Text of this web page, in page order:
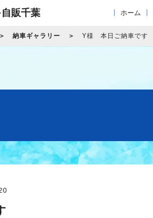
販千葉 ホーム
納車ギャラリー Y様 本日ご納車です